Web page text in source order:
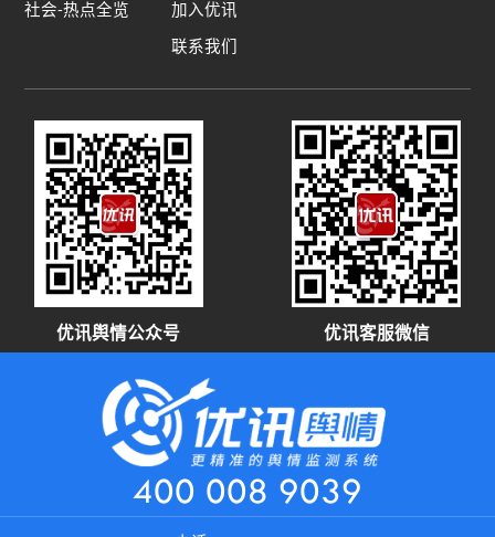
毒驾等。本次事件，仍然有许多未知的信息，希望
官方能尽快发布第三次通报，一次性回应网民关
社会-热点全览
加入优讯
联系我们
优讯舆情公众号 优讯客服微信
400 008 9039